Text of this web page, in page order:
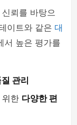
뢰를 바탕으
이트와 같은 대
서 높은 평가를
관리
위한 다양한 편